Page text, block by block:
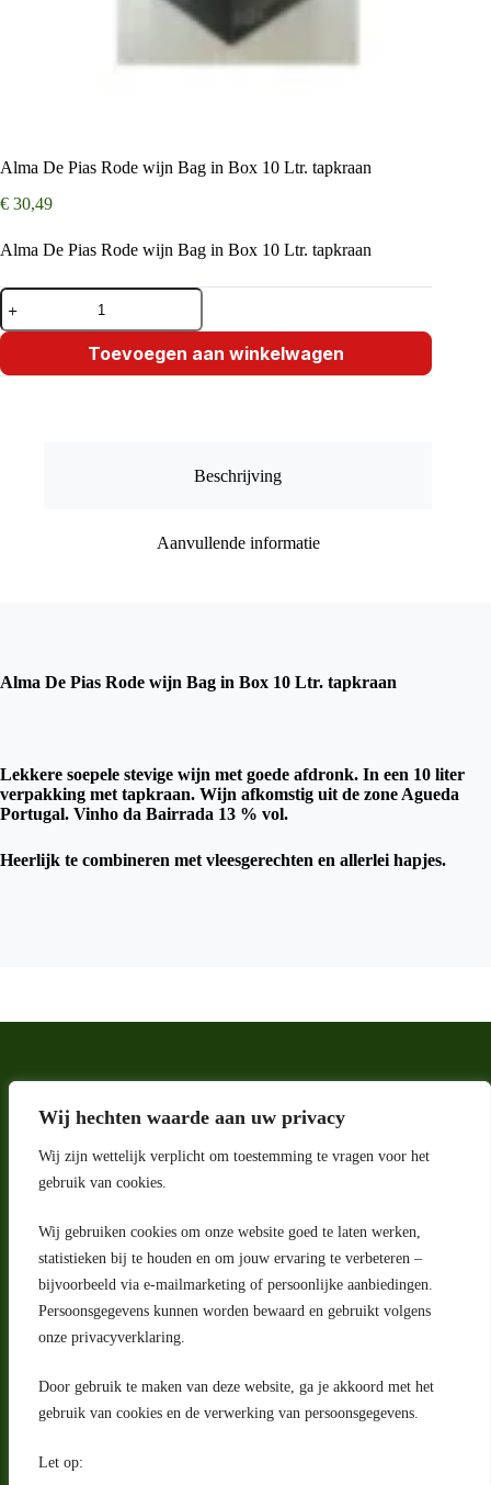
Wij hechten waarde aan uw privacy
Wij zijn wettelijk verplicht om toestemming te vragen voor het
gebruik van cookies.
Wij gebruiken cookies om onze website goed te laten werken,
statistieken bij te houden en om jouw ervaring te verbeteren –
bijvoorbeeld via e-mailmarketing of persoonlijke aanbiedingen.
Persoonsgegevens kunnen worden bewaard en gebruikt volgens
onze privacyverklaring.
Door gebruik te maken van deze website, ga je akkoord met het
gebruik van cookies en de verwerking van persoonsgegevens.
Let op:
Alma De Pias Rode wijn Bag in Box 10 Ltr. tapkraan
€ 30,49
Alma De Pias Rode wijn Bag in Box 10 Ltr. tapkraan
Alma
De
Pias
wijn
Toevoegen aan winkelwagen
Beschrijving
Aanvullende informatie
Alma De Pias Rode wijn Bag in Box 10 Ltr. tapkraan
Lekkere soepele stevige wijn met goede afdronk. In een 10 liter
verpakking met tapkraan. Wijn afkomstig uit de zone Agueda
Portugal. Vinho da Bairrada 13 % vol.
Heerlijk te combineren met vleesgerechten en allerlei hapjes.
Adres
Riga 4 E
2993 LW Barendrecht
Nederland
Contact
klantenservice@portugeseproducten.nl
Facebook